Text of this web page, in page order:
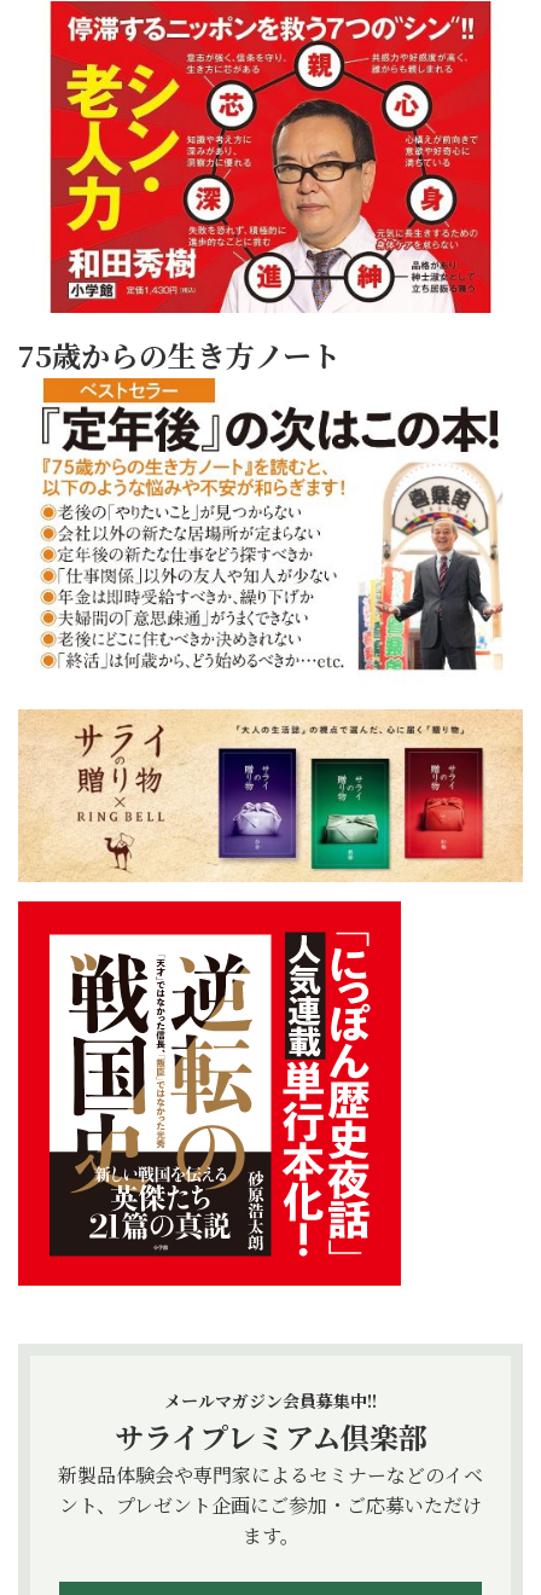
75歳からの生き方ノート
メールマガジン会員募集中!!
サライプレミアム倶楽部
新製品体験会や専門家によるセミナーなどのイベ
ント、プレゼント企画にご参加・ご応募いただけ
ます。